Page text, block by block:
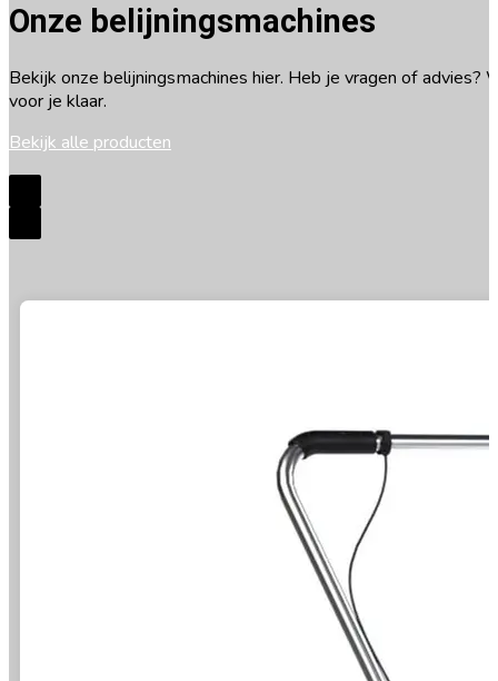
Onze belijningsmachines
Bekijk onze belijningsmachines hier. Heb je vragen of advies?
voor je klaar.
Bekijk alle producten